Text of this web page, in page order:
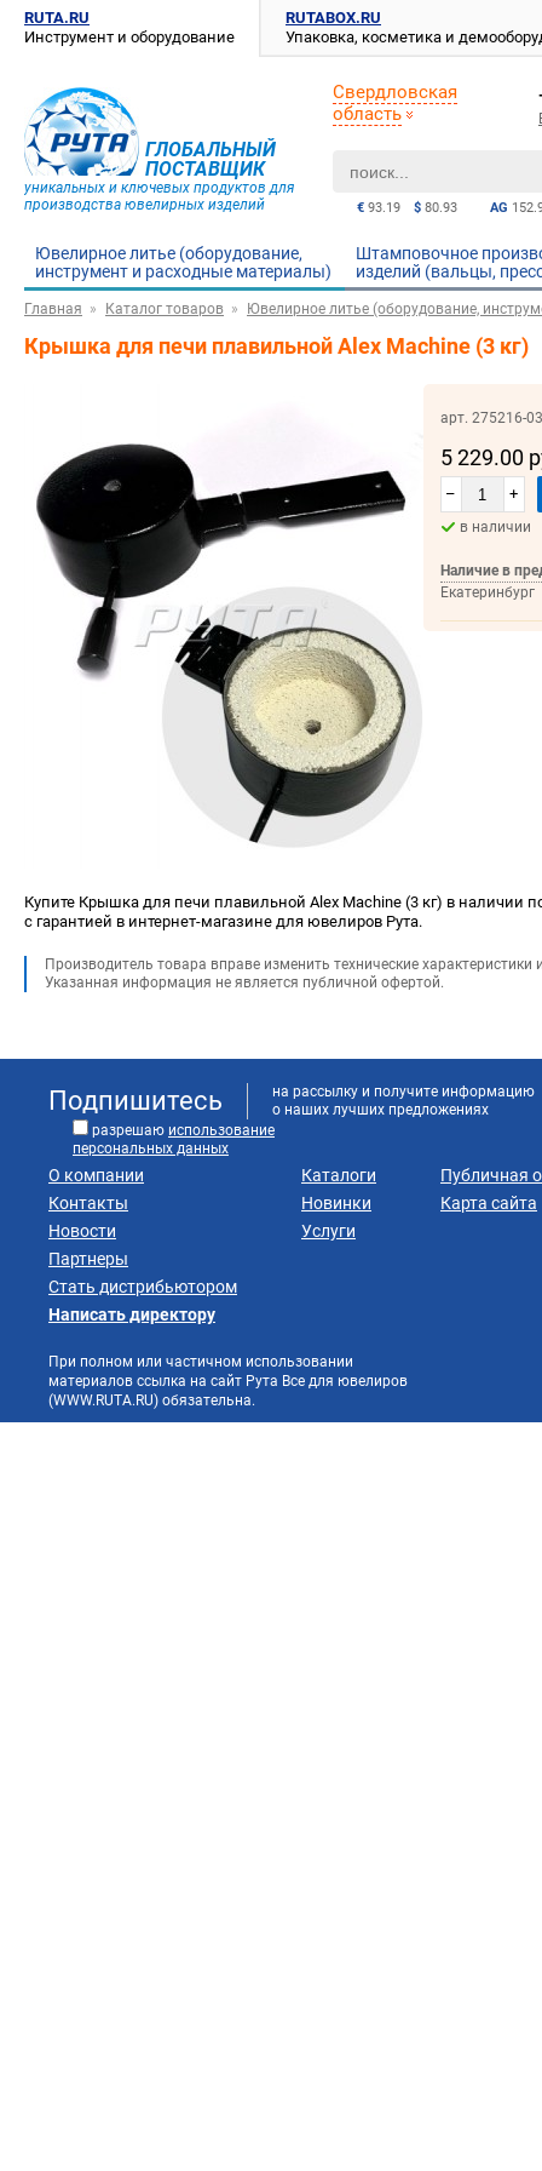
RUTA.RU
Инструмент и оборудование
RUTABOX.RU
Упаковка, косметика и
ГЛОБАЛЬНЫЙ
ПОСТАВЩИК
уникальных и ключевых продуктов для
производства ювелирных изделий
AG
€ 93.19 $ 80.93
Свердловская
область
Ювелирное литье (оборудование,
инструмент и расходные материалы)
Штамповочное
изделий (вальцы,
Главная Каталог товаров Ювелирное литье (оборудование,
Крышка для печи плавильной Alex Machine (3 кг)
арт. 275216-03
5 229.00
– +
в наличии
Наличие в
Екатеринбург
Купите Крышка для печи плавильной Alex Machine (3 кг) в наличии
с гарантией в интернет-магазине для ювелиров Рута.
Производитель товара вправе изменить технические
Указанная информация не является публичной офертой.
Подпишитесь
на рассылку и получите информацию
о наших лучших предложениях
разрешаю использование
персональных данных
О компании
Контакты
Новости
Партнеры
Стать дистрибьютором
Каталоги
Новинки
Услуги
Публичная
Карта сайта
Написать директору
При полном или частичном использовании
материалов ссылка на сайт Рута Все для ювелиров
(WWW.RUTA.RU) обязательна.